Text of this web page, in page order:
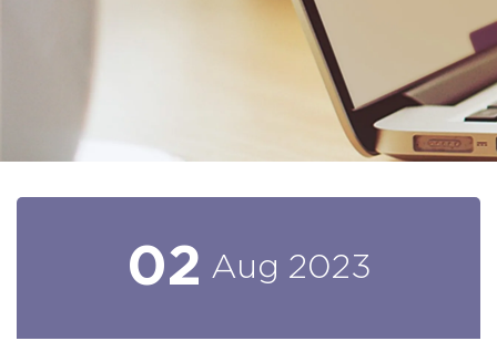
02 Aug 2023